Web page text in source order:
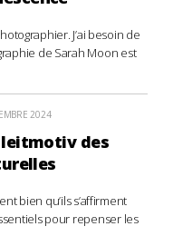
J’ai besoin de
de Sarah Moon est
2024
des
bien qu’ils s’affirment
pour repenser les